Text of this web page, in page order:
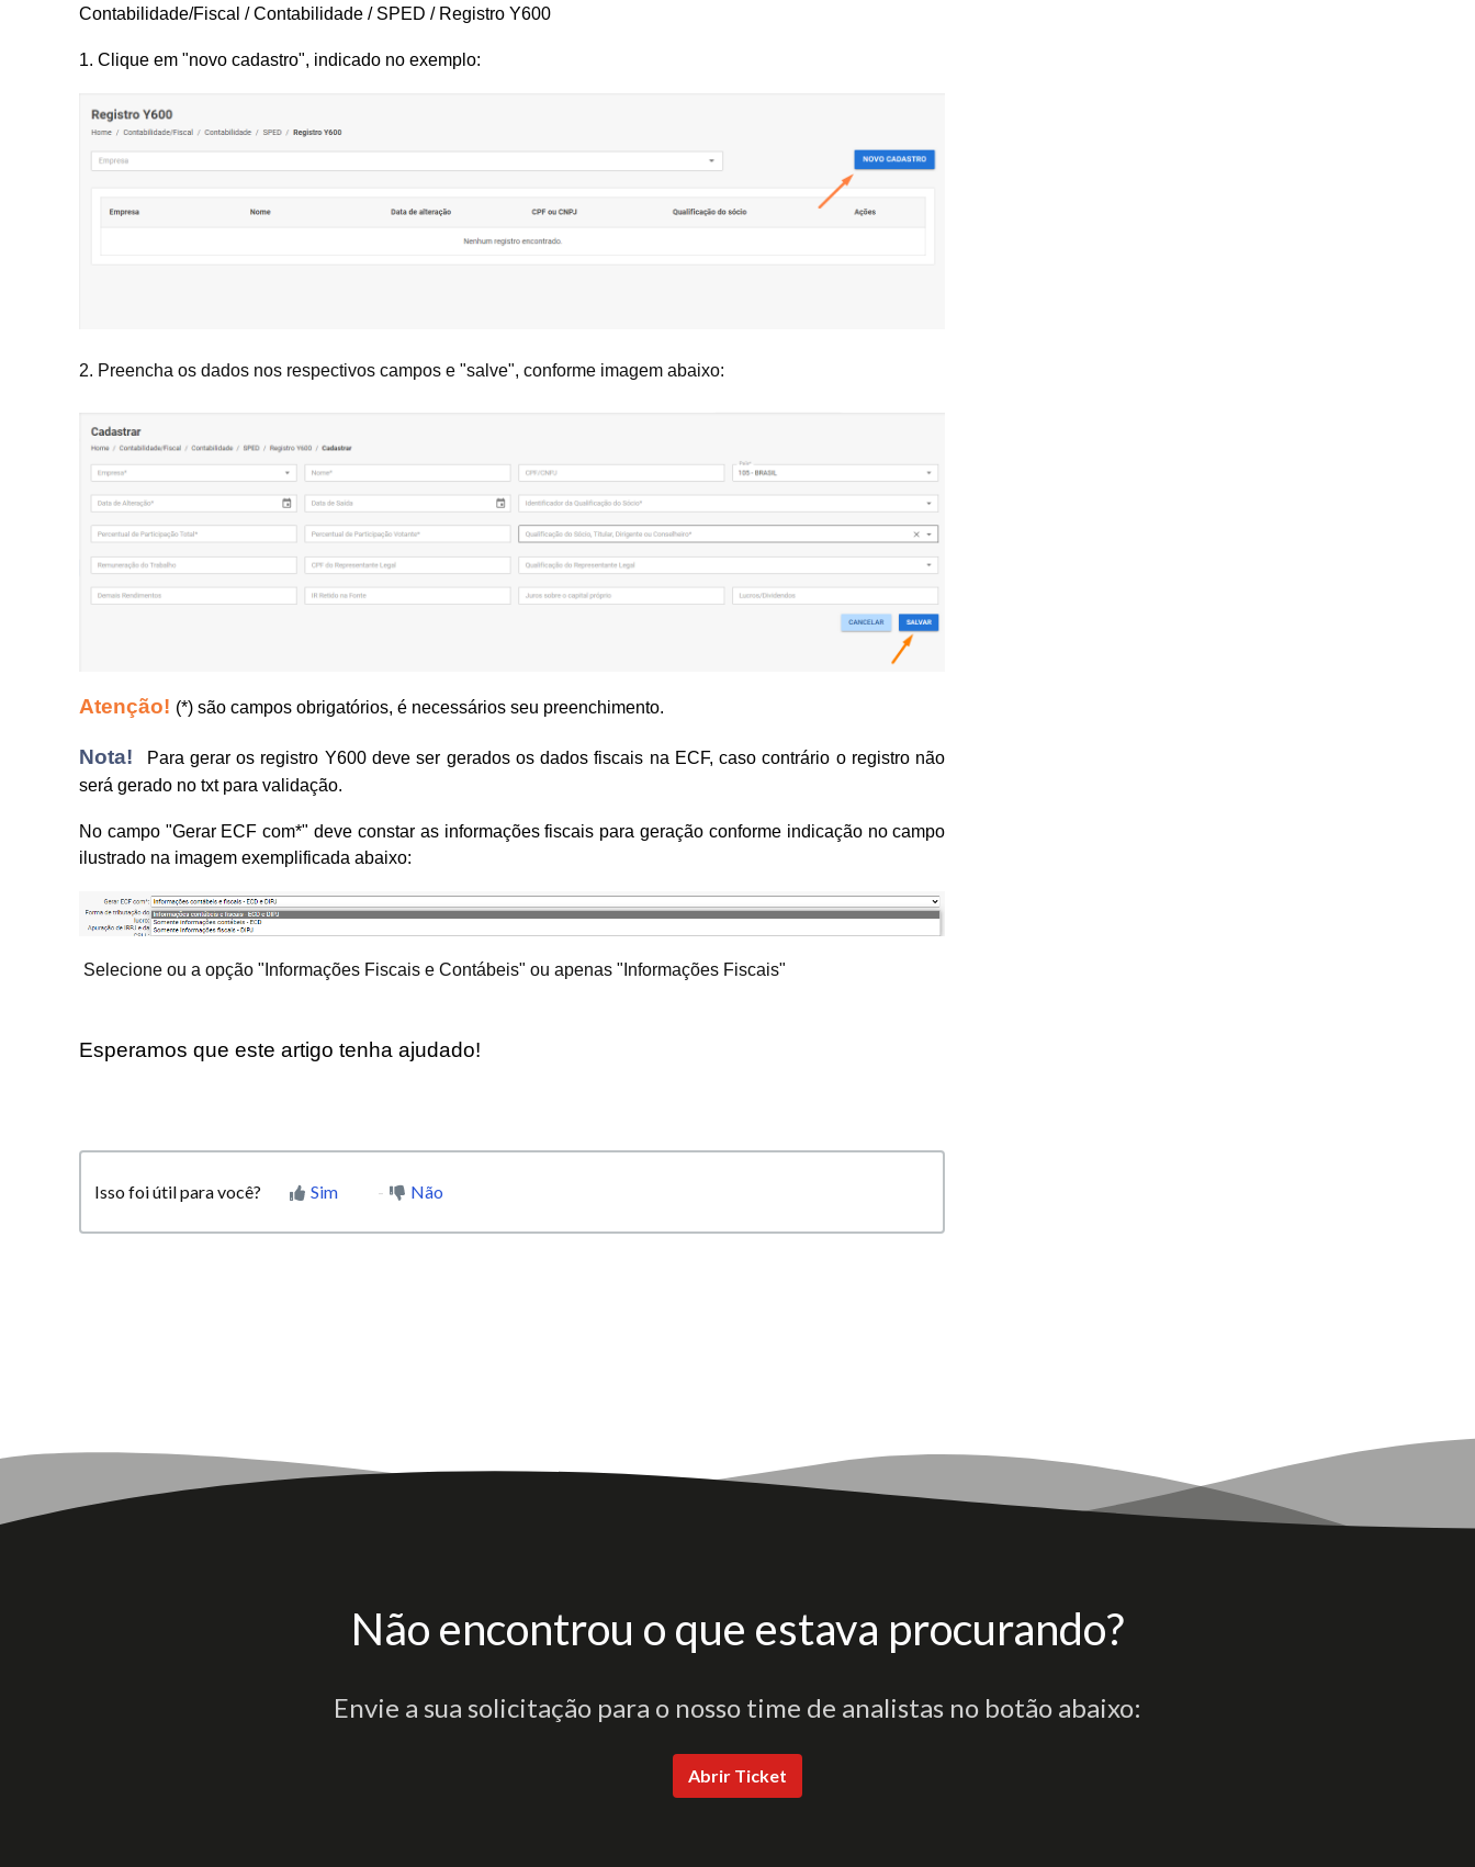
Contabilidade/Fiscal / Contabilidade / SPED / Registro Y600
1. Clique em "novo cadastro", indicado no exemplo:
2. Preencha os dados nos respectivos campos e "salve", conforme imagem abaixo:
Atenção! (*) são campos obrigatórios, é necessários seu preenchimento.
Nota!
Para gerar os registro Y600 deve ser gerados os dados fiscais na ECF, caso contrário o registro não
será gerado no txt para validação.
No campo "Gerar ECF com*" deve constar as informações fiscais para geração conforme indicação no campo
ilustrado na imagem exemplificada abaixo:
Selecione ou a opção "Informações Fiscais e Contábeis" ou apenas "Informações Fiscais"
Esperamos que este artigo tenha ajudado!
Isso foi útil para você? Sim Não
Não encontrou o que estava procurando?
Envie a sua solicitação para o nosso time de analistas no botão abaixo:
Abrir Ticket